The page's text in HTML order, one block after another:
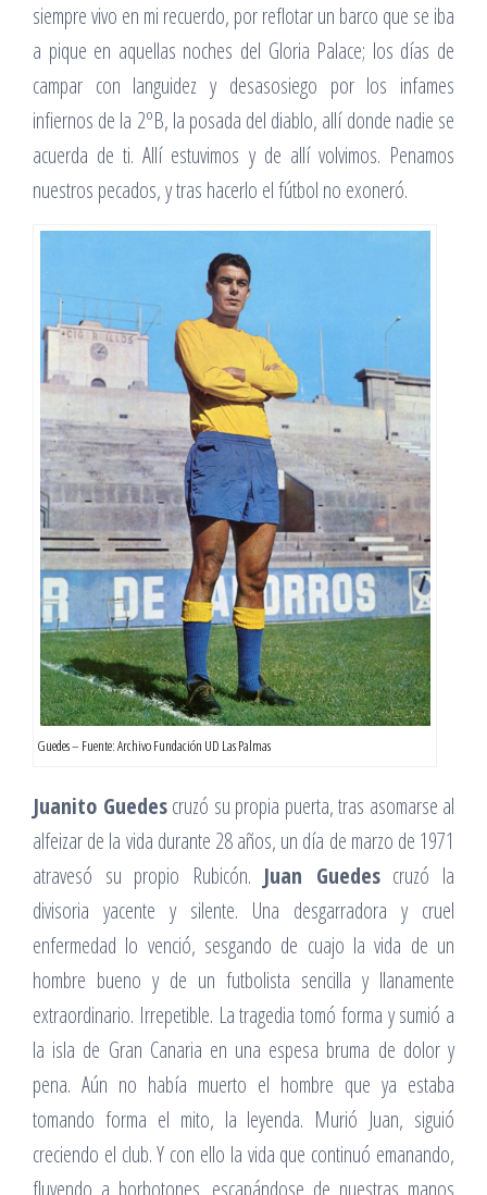
siempre vivo en mi recuerdo, por reflotar un barco que se iba
a pique en aquellas noches del Gloria Palace; los días de
campar con languidez y desasosiego por los infames
infiernos de la 2ºB, la posada del diablo, allí donde nadie se
acuerda de ti. Allí estuvimos y de allí volvimos. Penamos
nuestros pecados, y tras hacerlo el fútbol no exoneró.
Guedes – Fuente: Archivo Fundación UD Las Palmas
Juanito Guedescruzó su propia puerta, tras asomarse al
alfeizar de la vida durante 28 años, un día de marzo de 1971
atravesó su propio Rubicón. Juan Guedescruzó la
divisoria yacente y silente. Una desgarradora y cruel
enfermedad lo venció, sesgando de cuajo la vida de un
hombre bueno y de un futbolista sencilla y llanamente
extraordinario. Irrepetible. La tragedia tomó forma y sumió a
la isla de Gran Canaria en una espesa bruma de dolor y
pena. Aún no había muerto el hombre que ya estaba
tomando forma el mito, la leyenda. Murió Juan, siguió
creciendo el club. Y con ello la vida que continuó emanando,